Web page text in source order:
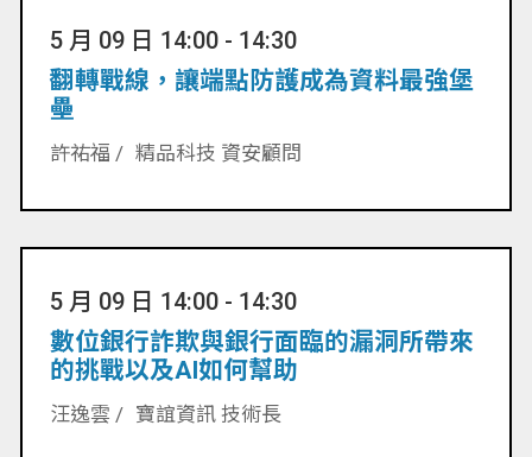
5 月 09 日 14:00 - 14:30
翻轉戰線，讓端點防護成為資料最強堡
壘
許祐福 / 精品科技 資安顧問
5 月 09 日 14:00 - 14:30
數位銀行詐欺與銀行面臨的漏洞所帶來
的挑戰以及AI如何幫助
汪逸雲 / 寶誼資訊 技術長